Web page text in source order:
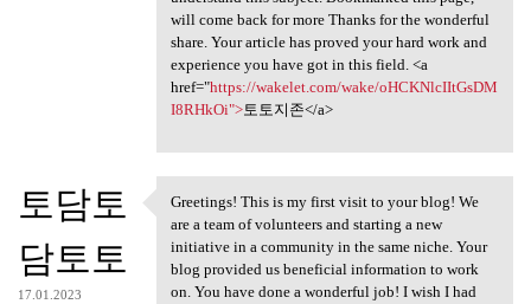
will come back for more Thanks for the wonderful
share. Your article has proved your hard work and
experience you have got in this field. <a
href="https://wakelet.com/wake/oHCKNlcIItGsDM
I8RHkOi">토토지존</a>
토담토
담토토
17.01.2023
Greetings! This is my first
Greetings! This is my first visit to your blog! We
are a team of volunteers and starting a new
initiative in a community in the same niche. Your
blog provided us beneficial information to work
on. You have done a wonderful job! I wish I had